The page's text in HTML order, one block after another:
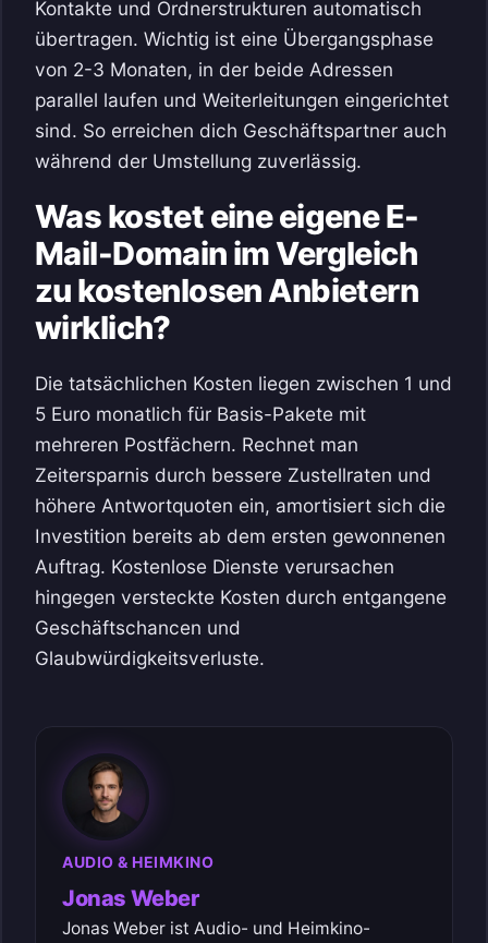
Kontakte und Ordnerstrukturen automatisch
übertragen. Wichtig ist eine Übergangsphase
von 2-3 Monaten, in der beide Adressen
parallel laufen und Weiterleitungen eingerichtet
sind. So erreichen dich Geschäftspartner auch
während der Umstellung zuverlässig.
Was kostet eine eigene E-
Mail-Domain im Vergleich
zu kostenlosen Anbietern
wirklich?
Die tatsächlichen Kosten liegen zwischen 1 und
5 Euro monatlich für Basis-Pakete mit
mehreren Postfächern. Rechnet man
Zeitersparnis durch bessere Zustellraten und
höhere Antwortquoten ein, amortisiert sich die
Investition bereits ab dem ersten gewonnenen
Auftrag. Kostenlose Dienste verursachen
hingegen versteckte Kosten durch entgangene
Geschäftschancen und
Glaubwürdigkeitsverluste.
AUDIO & HEIMKINO
Jonas Weber
Jonas Weber ist Audio- und Heimkino-